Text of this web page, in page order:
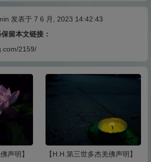
发表于 7 6 月, 2023 14:42:43
留本文链接：
2159/
声明】
【H.H.第三世多杰羌佛声明】